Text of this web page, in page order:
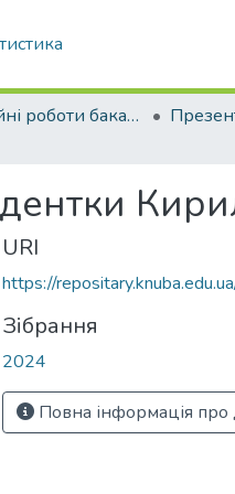
Атестаційні роботи бакалаврів
URI
https://
Зібрання
2024
Повна інформація про